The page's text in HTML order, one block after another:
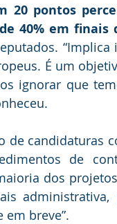
20 pontos
40% em finais
É um
ignorar que
de candidaturas
de
dos
em breve”.